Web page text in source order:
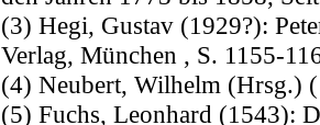
(3) Hegi, Gustav (1929?):
Verlag, München , S. 1155-
(4) Neubert, Wilhelm (Hrsg.)
(5) Fuchs, Leonhard (1543):